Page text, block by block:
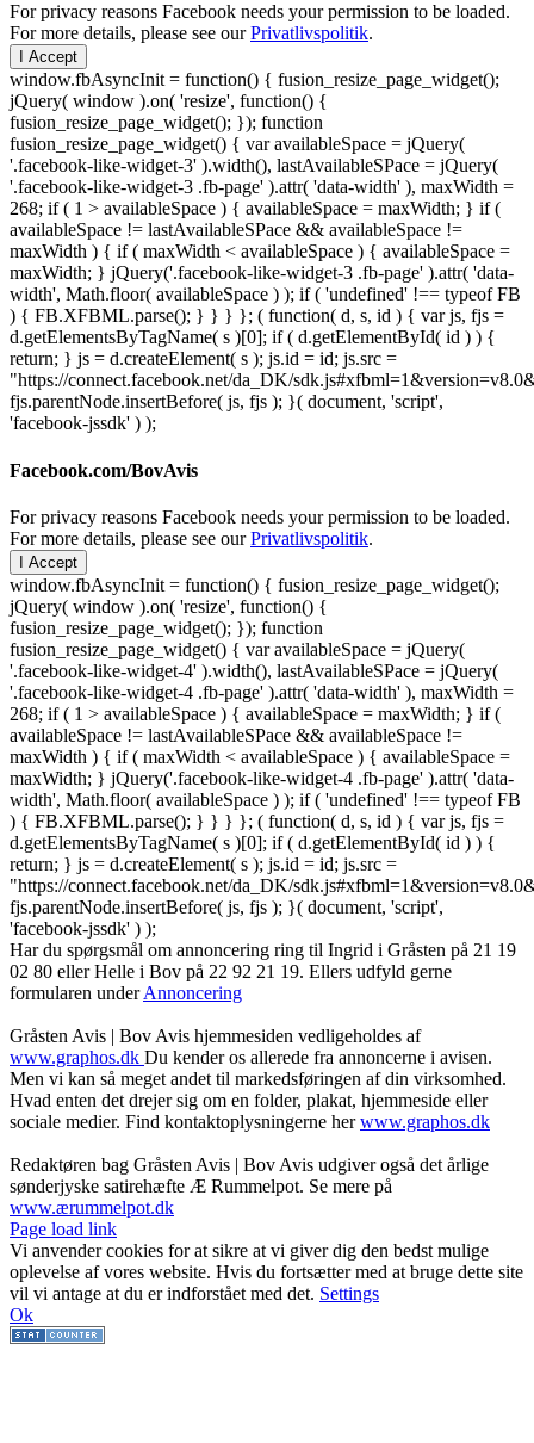
For privacy reasons Facebook needs your permission to be loaded.
For more details, please see ourPrivatlivspolitik.
I Accept
window.fbAsyncInit = function() { fusion_resize_page_widget();
jQuery( window ).on( 'resize', function() {
fusion_resize_page_widget(); }); function
fusion_resize_page_widget() { var availableSpace = jQuery(
'.facebook-like-widget-3' ).width(), lastAvailableSPace = jQuery(
'.facebook-like-widget-3 .fb-page' ).attr( 'data-width' ), maxWidth =
268; if ( 1 > availableSpace ) { availableSpace = maxWidth; } if (
availableSpace != lastAvailableSPace && availableSpace !=
maxWidth ) { if ( maxWidth < availableSpace ) { availableSpace =
maxWidth; } jQuery('.facebook-like-widget-3 .fb-page' ).attr( 'data-
width', Math.floor( availableSpace ) ); if ( 'undefined' !== typeof FB
) { FB.XFBML.parse(); } } } }; ( function( d, s, id ) { var js, fjs =
d.getElementsByTagName( s )[0]; if ( d.getElementById( id ) ) {
return; } js = d.createElement( s ); js.id = id; js.src =
"https://connect.facebook.net/da_DK/
fjs.parentNode.insertBefore( js, fjs ); }( document, 'script',
'facebook-jssdk' ) );
Facebook.com/BovAvis
For privacy reasons Facebook needs your permission to be loaded.
For more details, please see ourPrivatlivspolitik.
I Accept
window.fbAsyncInit = function() { fusion_resize_page_widget();
jQuery( window ).on( 'resize', function() {
fusion_resize_page_widget(); }); function
fusion_resize_page_widget() { var availableSpace = jQuery(
'.facebook-like-widget-4' ).width(), lastAvailableSPace = jQuery(
'.facebook-like-widget-4 .fb-page' ).attr( 'data-width' ), maxWidth =
268; if ( 1 > availableSpace ) { availableSpace = maxWidth; } if (
availableSpace != lastAvailableSPace && availableSpace !=
maxWidth ) { if ( maxWidth < availableSpace ) { availableSpace =
maxWidth; } jQuery('.facebook-like-widget-4 .fb-page' ).attr( 'data-
width', Math.floor( availableSpace ) ); if ( 'undefined' !== typeof FB
) { FB.XFBML.parse(); } } } }; ( function( d, s, id ) { var js, fjs =
d.getElementsByTagName( s )[0]; if ( d.getElementById( id ) ) {
return; } js = d.createElement( s ); js.id = id; js.src =
"https://connect.facebook.net/da_DK/
fjs.parentNode.insertBefore( js, fjs ); }( document, 'script',
'facebook-jssdk' ) );
Har du spørgsmål om annoncering ring til Ingrid i Gråsten på 21 19
02 80 ‬eller Helle i Bov på 22 92 21 19‬. Ellers udfyld gerne
formularen underAnnoncering
Gråsten Avis | Bov Avis hjemmesiden vedligeholdes af
www.graphos.dk Du kender os allerede fra annoncerne i avisen.
Men vi kan så meget andet til markedsføringen af din virksomhed.
Hvad enten det drejer sig om en folder, plakat, hjemmeside eller
sociale medier. Find kontaktoplysningerne herwww.graphos.dk
Redaktøren bag Gråsten Avis | Bov Avis udgiver også det årlige
sønderjyske satirehæfte Æ Rummelpot. Se mere på
www.ærummelpot.dk
Facebook
Facebook
Facebook
Facebook
Instagram
Instagram
Instagram
LinkedIn
Page load link
Vi anvender cookies for at sikre at vi giver dig den bedst mulige
oplevelse af vores website. Hvis du fortsætter med at bruge dette site
vil vi antage at du er indforstået med det. Settings
Ok
Go